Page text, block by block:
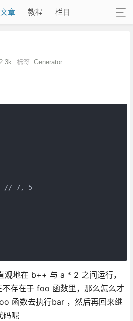
文章 教程 栏目
2.3k 标签: Generator
// 7, 5
观地在 b++ 与 a * 2 之间运行，
存在于 foo 函数里，那么怎么才
函数去执行bar ，然后再回来继
码呢